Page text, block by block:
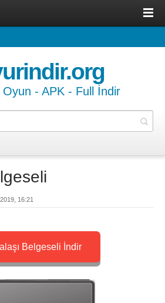
- APK - Full İndir
16:21
Belgeseli İndir